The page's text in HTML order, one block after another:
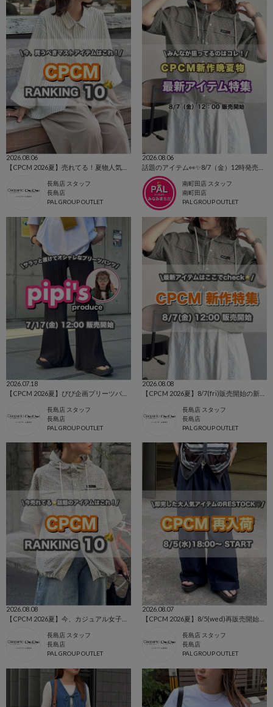
2026.08.06
長島店 スタッフ
長島店
PAL GROUP OUTLET
2026.08.06
南町田店 スタッフ
南町田店
PAL GROUP OUTLET
2026.07.18
長島店 スタッフ
長島店
PAL GROUP OUTLET
2026.08.08
長島店 スタッフ
長島店
PAL GROUP OUTLET
2026.08.08
長島店 スタッフ
長島店
PAL GROUP OUTLET
2026.08.07
【CPCM 2026夏】8/5(wed)再販売開始の人気アイテム🌼
長島店 スタッフ
長島店
PAL GROUP OUTLET